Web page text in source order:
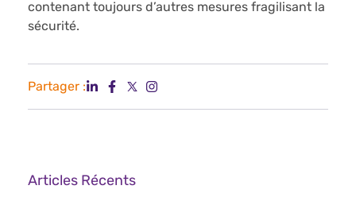
contenant toujours d’autres mesures fragilisant la
sécurité.
Partager :
Articles Récents